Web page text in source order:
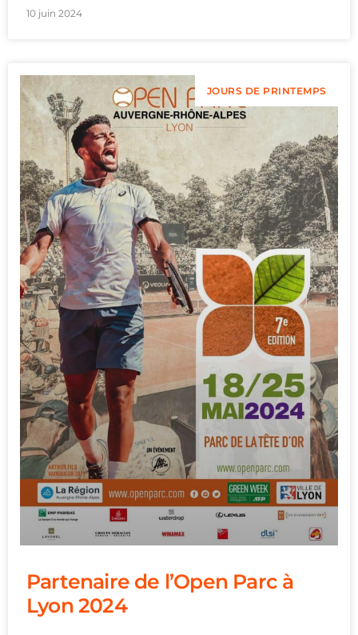
10 juin 2024
JOURS DE PRINTEMPS
Partenaire de l’Open Parc à
Lyon 2024